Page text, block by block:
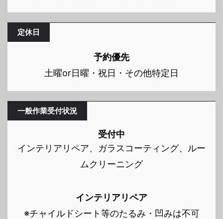
定休日
予約優先
土曜or日曜・祝日・その他特定日
一般作業受付状況
受付中
インテリアリペア、ガラスコーティング、ルー
ムクリーニング
インテリアリペア
※チャイルドシート等のたるみ・凹みは不可